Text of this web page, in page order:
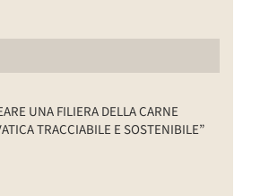
UNA FILIERA DELLA CARNE
TRACCIABILE E SOSTENIBILE”